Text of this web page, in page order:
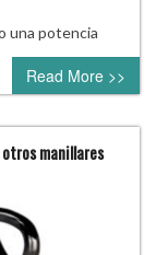
una potencia
Read More >>
manillares